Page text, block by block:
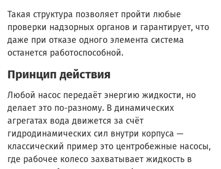
Такая структура позволяет пройти любые
проверки надзорных органов и гарантирует, что
даже при отказе одного элемента система
останется работоспособной.
Принцип действия
Любой насос передаёт энергию жидкости, но
делает это по-разному. В динамических
агрегатах вода движется за счёт
гидродинамических сил внутри корпуса —
классический пример это центробежные насосы,
где рабочее колесо захватывает жидкость в